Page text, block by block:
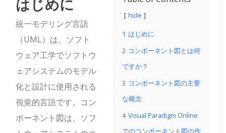
hide
1 はじめに
2 コンポーネント図とは何
ですか？
3 コンポーネント図の主要
な概念
4 Visual Paradigm Online
でのコンポーネント図の作
統一モデリング言語
（UML）は、ソフト
ウェア工学でソフトウ
ェアシステムのモデル
化と設計に使用される
視覚的言語です。コン
ポーネント図は、ソフ